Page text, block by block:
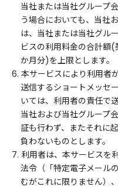
当社または当社グループ
う場合においても、当社
は、当社または当社グル
ビスの利用料金の合計額(
か月分)を上限とします。
6. 本サービスにより利用者
送信するショートメッセ
いては、利用者の責任で
当社および当社グループ
証も行わず、またそれに
負わないものとします。
7. 利用者は、本サービスを
法令（「特定電子メール
むがこれに限りません）